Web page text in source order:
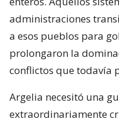
administraciones
a esos pueblos para
prolongaron la
conflictos que todavía
Argelia necesitó una
extraordinariamente